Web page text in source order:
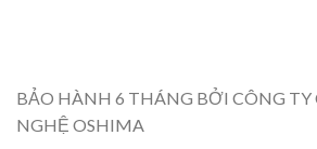
BẢO HÀNH 6 THÁNG BỞI CÔNG TY
NGHỆ OSHIMA